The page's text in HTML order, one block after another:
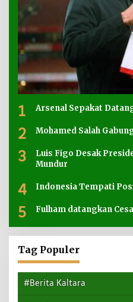
1 Arsenal Sepakat
2 Mohamed Salah
3
Luis Figo Desak
Mundur
4 Indonesia Tempati
5 Fulham datangkan
Tag Populer
#Berita Kaltara